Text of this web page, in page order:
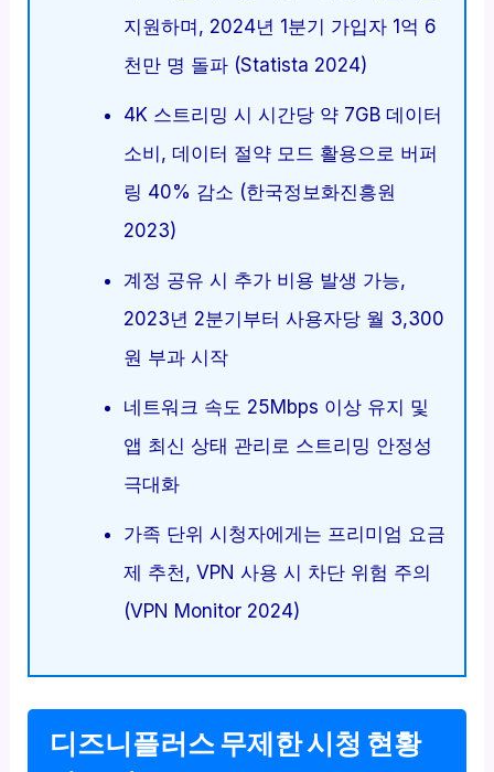
지원하며, 2024년 1분기 가입자 1억 6
천만 명 돌파 (Statista 2024)
4K 스트리밍 시 시간당 약 7GB 데이터
소비, 데이터 절약 모드 활용으로 버퍼
링 40% 감소 (한국정보화진흥원
2023)
계정 공유 시 추가 비용 발생 가능,
2023년 2분기부터 사용자당 월 3,300
원 부과 시작
네트워크 속도 25Mbps 이상 유지 및
앱 최신 상태 관리로 스트리밍 안정성
극대화
가족 단위 시청자에게는 프리미엄 요금
제 추천, VPN 사용 시 차단 위험 주의
(VPN Monitor 2024)
디즈니플러스 무제한 시청 현황